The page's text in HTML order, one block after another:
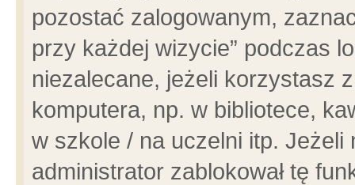
pozostać zalogowanym,
przy każdej wizycie” podczas
niezalecane, jeżeli korzystasz
komputera, np. w bibliotece,
w szkole / na uczelni itp.
administrator zablokował tę